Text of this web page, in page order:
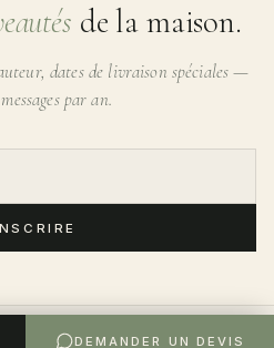
de la maison.
dates de livraison spéciales —
par an.
DEMANDER UN DEVIS